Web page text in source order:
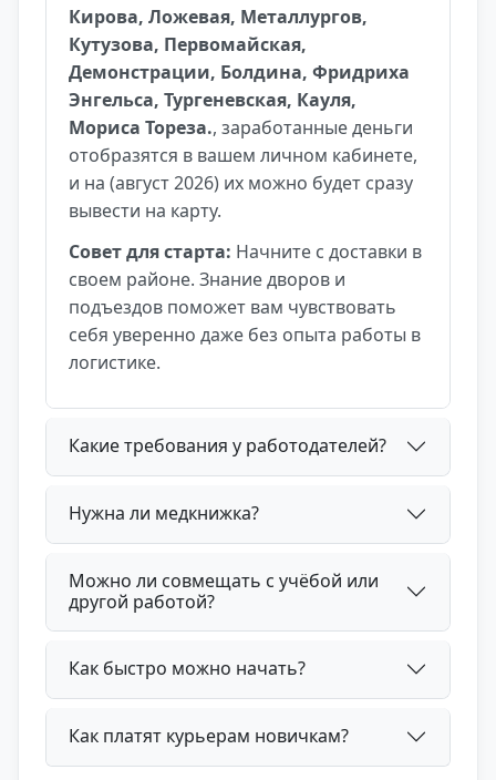
Кирова, Ложевая, Металлургов,
Кутузова, Первомайская,
Демонстрации, Болдина, Фридриха
Энгельса, Тургеневская, Кауля,
Мориса Тореза., заработанные деньги
отобразятся в вашем личном кабинете,
и на (август 2026) их можно будет сразу
вывести на карту.
Совет для старта: Начните с доставки в
своем районе. Знание дворов и
подъездов поможет вам чувствовать
себя уверенно даже без опыта работы в
логистике.
Какие требования у работодателей?
Нужна ли медкнижка?
Можно ли совмещать с учёбой или
другой работой?
Как быстро можно начать?
Как платят курьерам новичкам?